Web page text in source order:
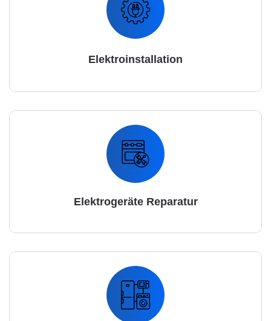
Elektroinstallation
Elektrogeräte Reparatur